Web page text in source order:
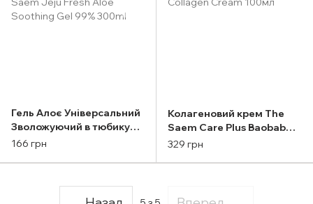
Гель Алоє Універсальний
Зволожуючий в тюбику
The Saem Jeju Fresh Aloe
166 грн
Колагеновий крем The
Saem Care Plus Baobab
Collagen Cream 100мл
329 грн